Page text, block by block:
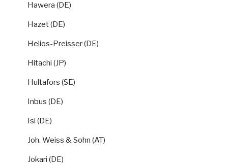
Hawera (DE)
Hazet (DE)
Helios-Preisser (DE)
Hitachi (JP)
Hultafors (SE)
Inbus (DE)
Isi (DE)
Joh. Weiss & Sohn (AT)
Jokari (DE)